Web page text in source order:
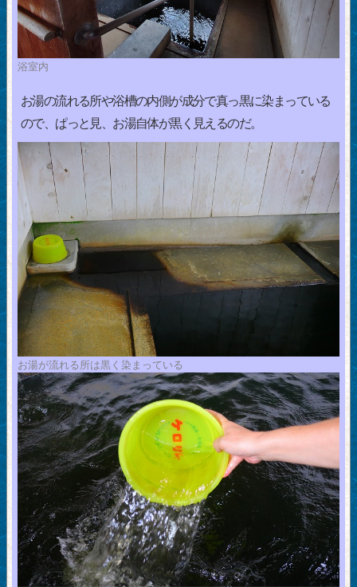
浴室内
お湯の流れる所や浴槽の内側が成分で真っ黒に染まっている
ので、ぱっと見、お湯自体が黒く見えるのだ。
お湯が流れる所は黒く染まっている